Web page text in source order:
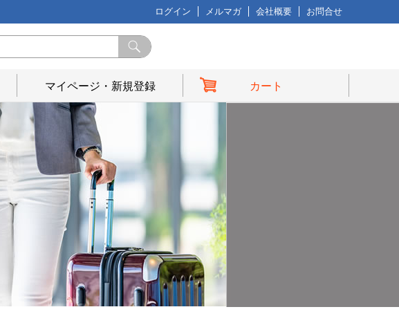
ログイン メルマガ 会社概要 お問合せ
マイページ・新規登録 カート